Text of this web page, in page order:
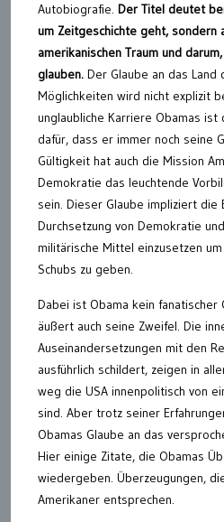
Autobiografie. Der Titel deutet
um Zeitgeschichte geht, sondern
amerikanischen Traum und
glauben. Der Glaube an das
Möglichkeiten wird nicht explizit
unglaubliche Karriere Obamas
dafür, dass er immer noch seine
Gültigkeit hat auch die Mission
Demokratie das leuchtende
sein. Dieser Glaube impliziert die
Durchsetzung von Demokratie
militärische Mittel einzusetzen
Schubs zu geben.
Dabei ist Obama kein
äußert auch seine Zweifel. Die
Auseinandersetzungen mit den
ausführlich schildert, zeigen in
weg die USA innenpolitisch von
sind. Aber trotz seiner
Obamas Glaube an das
Hier einige Zitate, die Obamas
wiedergeben. Überzeugungen,
Amerikaner entsprechen.